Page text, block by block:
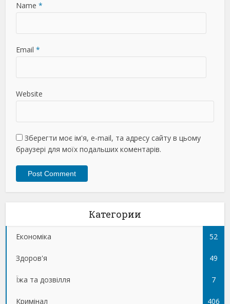
Name *
Email *
Website
Зберегти моє ім'я, e-mail, та адресу сайту в цьому
браузері для моїх подальших коментарів.
Категории
Економіка 52
Здоров'я 49
Їжа та дозвілля 7
Кримінал 406